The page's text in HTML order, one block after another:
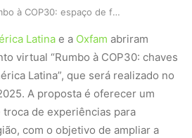
Rumbo à COP30: espaço de formação fortalece jor…
Latina e a Oxfam abriram
virtual “Rumbo à COP30: chaves
Latina”, que será realizado no
A proposta é oferecer um
de experiências para
com o objetivo de ampliar a